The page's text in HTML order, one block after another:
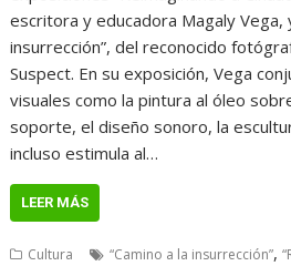
escritora y educadora Magaly Vega,
insurrección”, del reconocido
Suspect. En su exposición, Vega
visuales como la pintura al óleo
soporte, el diseño sonoro, la
incluso estimula al…
LEER MÁS
Cultura “Camino a la insurrección”,